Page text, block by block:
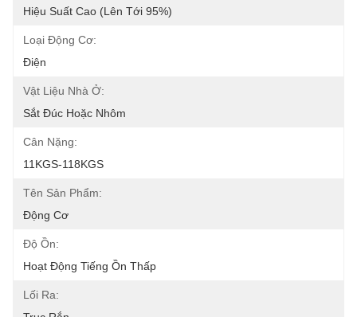
Hiệu Suất Cao (lên Tới 95%)
Loại Động Cơ:
Điện
Vật Liệu Nhà Ở:
Sắt Đúc Hoặc Nhôm
Cân Nặng:
11KGS-118KGS
Tên Sản Phẩm:
Động Cơ
Độ Ồn:
Hoạt Động Tiếng Ồn Thấp
Lối Ra: